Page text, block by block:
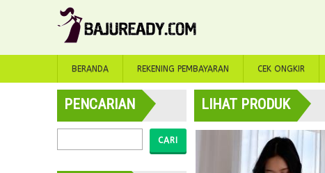
BERANDA REKENING PEMBAYARAN
CEK ONGKIR
PENCARIAN
CARI
LIHAT PRODUK